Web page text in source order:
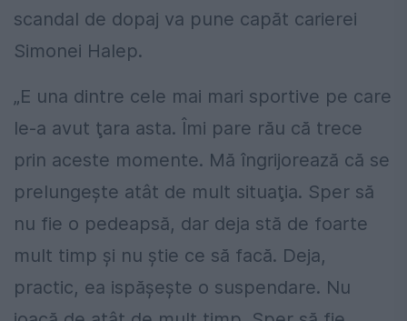
scandal de dopaj va pune capăt carierei
Simonei Halep.
„E una dintre cele mai mari sportive pe care
le-a avut ţara asta. Îmi pare rău că trece
prin aceste momente. Mă îngrijorează că se
prelungeşte atât de mult situaţia. Sper să
nu fie o pedeapsă, dar deja stă de foarte
mult timp şi nu ştie ce să facă. Deja,
practic, ea ispăşeşte o suspendare. Nu